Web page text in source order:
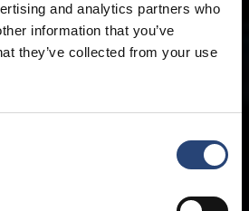
and analytics partners who
information that you’ve
they’ve collected from your use